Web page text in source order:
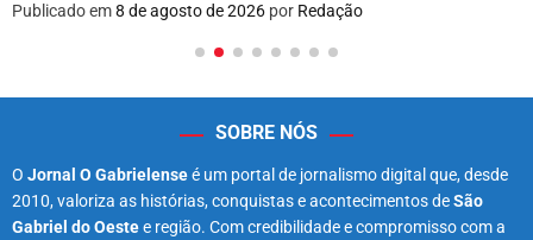
Publicado em8 de agosto de 2026 por Redação
SOBRE NÓS
O Jornal O Gabrielenseé um portal de jornalismo digital que, desde
2010, valoriza as histórias, conquistas e acontecimentos deSão
Gabriel do Oestee região. Com credibilidade e compromisso com a